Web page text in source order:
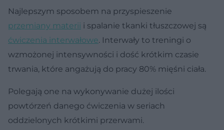
Najlepszym sposobem na przyspieszenie
przemiany materii i spalanie tkanki tłuszczowej są
ćwiczenia interwałowe. Interwały to treningi o
wzmożonej intensywności i dość krótkim czasie
trwania, które angażują do pracy 80% mięśni ciała.
Polegają one na wykonywanie dużej ilości
powtórzeń danego ćwiczenia w seriach
oddzielonych krótkimi przerwami.